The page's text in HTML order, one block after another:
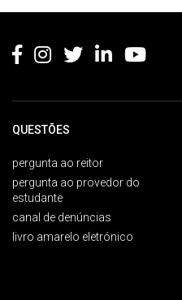
QUESTÕES
pergunta ao reitor
pergunta ao provedor do
estudante
canal de denúncias
livro amarelo eletrónico